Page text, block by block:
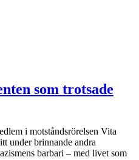
som trotsade
i motståndsrörelsen Vita
under brinnande andra
barbari – med livet som